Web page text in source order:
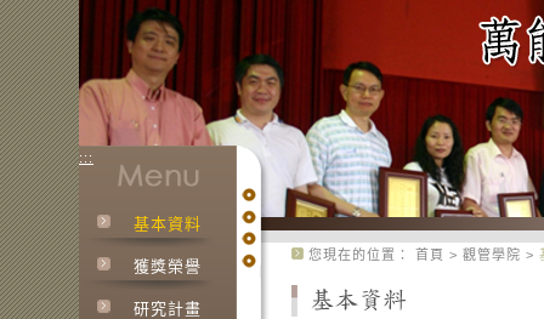
:::
基本資料
獲獎榮譽
研究計畫
您現在的位置： 首頁 > 觀管學院 >